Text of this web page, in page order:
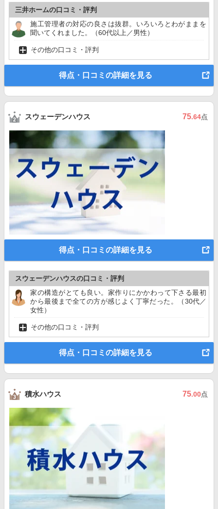
三井ホームの口コミ・評判
施工管理者の対応の良さは抜群。いろいろとわがままを
聞いてくれました。（60代以上／男性）
その他の口コミ・評判
得点・口コミの詳細を見る
スウェーデンハウス 75.64点
得点・口コミの詳細を見る
スウェーデンハウスの口コミ・評判
家の構造がとても良い。家作りにかかわって下さる最初
から最後まで全ての方が感じよく丁寧だった。（30代／
女性）
その他の口コミ・評判
得点・口コミの詳細を見る
積水ハウス 75.00点